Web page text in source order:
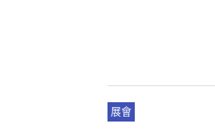
展會